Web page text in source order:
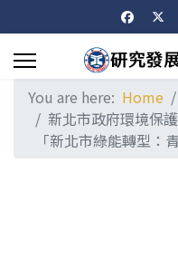
You are here: Home
新北市政府環境保
「新北市綠能轉型：